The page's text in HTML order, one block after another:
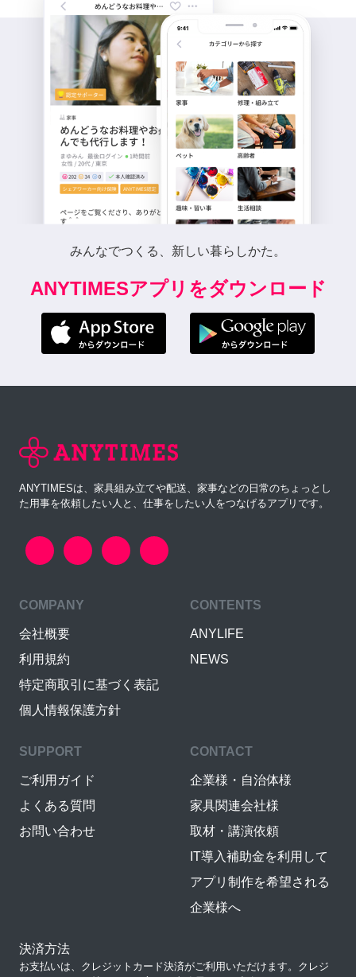
みんなでつくる、新しい暮らしかた。
ANYTIMESアプリをダウンロード
ANYTIMESは、家具組み立てや配送、家事などの日常のちょっとし
た用事を依頼したい人と、仕事をしたい人をつなげるアプリです。
COMPANY
会社概要
利用規約
特定商取引に基づく表記
個人情報保護方針
CONTENTS
ANYLIFE
NEWS
SUPPORT
ご利用ガイド
よくある質問
お問い合わせ
CONTACT
企業様・自治体様
家具関連会社様
取材・講演依頼
IT導入補助金を利用して
アプリ制作を希望される
企業様へ
決済方法
お支払いは、クレジットカード決済がご利用いただけます。クレジ